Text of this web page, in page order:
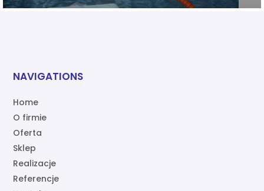
NAVIGATIONS
Home
O firmie
Oferta
Sklep
Realizacje
Referencje